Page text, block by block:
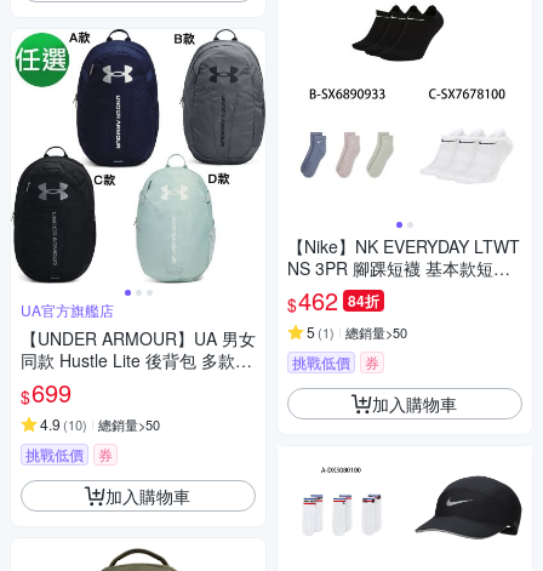
UA官方旗艦店
【UNDER ARMOUR】UA 男女
同款 Hustle Lite 後背包 多款任
選
$699
4.9 (10) 總銷量>50
挑戰低價 券
加入購物車
【Nike】NK EVERYDAY LTWT
NS 3PR 腳踝短襪 基本款短襪
三雙入 二包裝 計六雙 男女 A-S
X7678010 精選三款
$462 84折
5 (1) 總銷量>50
挑戰低價 券
加入購物車